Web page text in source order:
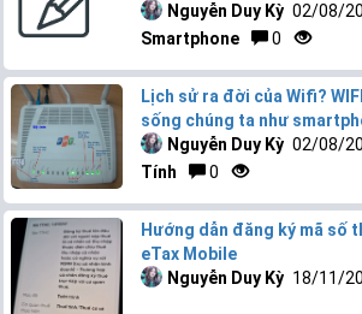
Nguyễn Duy Kỳ 02/08/
Smartphone
0
Lịch sử ra đời của Wifi?
sống chúng ta như
Nguyễn Duy Kỳ 02/08/
Tính
0
Hướng dẫn đăng ký mã số
eTax Mobile
Nguyễn Duy Kỳ 18/11/